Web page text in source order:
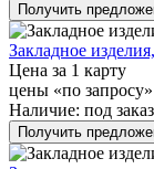
Получить
Закладное
Цена за 1 карту
цены «по запросу»
Наличие: под заказ
Получить